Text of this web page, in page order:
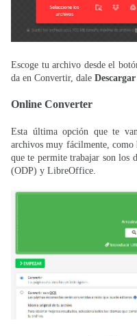
Escoge tu archivo desde el
da en Convertir, dale Descargar
Online Converter
Esta última opción que te
archivos muy fácilmente,
que te permite trabajar son los
(ODP) y LibreOffice.